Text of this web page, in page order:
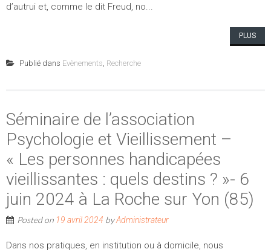
d’autrui et, comme le dit Freud, no...
PLUS
Publié dans Evènements, Recherche
Séminaire de l’association
Psychologie et Vieillissement –
« Les personnes handicapées
vieillissantes : quels destins ? »- 6
juin 2024 à La Roche sur Yon (85)
Posted on 19 avril 2024 byAdministrateur
Dans nos pratiques, en institution ou à domicile, nous